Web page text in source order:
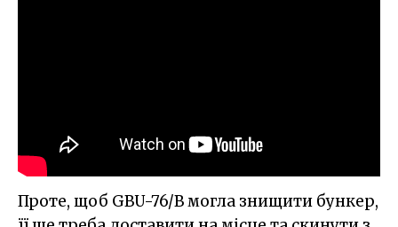
Проте, щоб GBU-76/B могла знищити бункер,